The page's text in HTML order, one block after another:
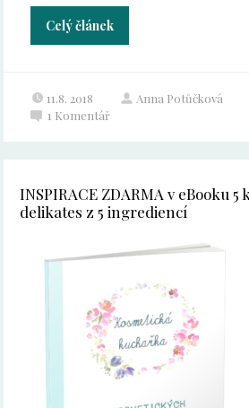
Celý článek
11.8. 2018 Anna Potůčková
1 Komentář
INSPIRACE ZDARMA v eBooku
delikates z 5 ingrediencí